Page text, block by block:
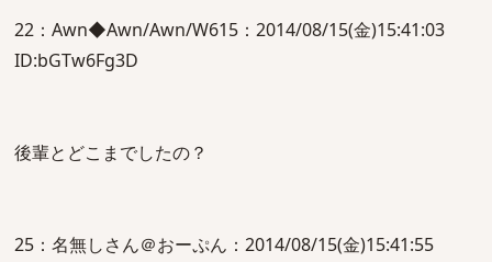
22：Awn◆Awn/Awn/W615：2014/08/15(金)15:41:03
ID:bGTw6Fg3D
後輩とどこまでしたの？
25：名無しさん＠おーぷん：2014/08/15(金)15:41:55